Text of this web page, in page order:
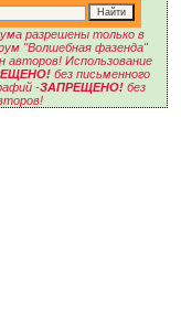
разрешены только в
"Волшебная фазенда"
авторов! Использование
без письменного
-ЗАПРЕЩЕНО! без